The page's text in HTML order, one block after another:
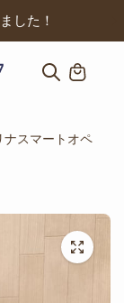
した！
ナスマートオペ